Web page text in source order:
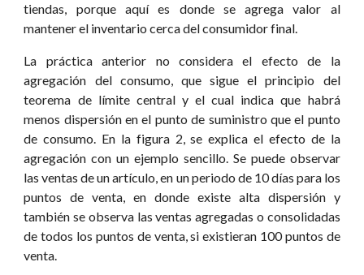
tiendas, porque aquí es donde se agrega valor al
mantener el inventario cerca del consumidor final.
La práctica anterior no considera el efecto de la
agregación del consumo, que sigue el principio del
teorema de límite central y el cual indica que habrá
menos dispersión en el punto de suministro que el punto
de consumo. En la figura 2, se explica el efecto de la
agregación con un ejemplo sencillo. Se puede observar
las ventas de un artículo, en un periodo de 10 días para los
puntos de venta, en donde existe alta dispersión y
también se observa las ventas agregadas o consolidadas
de todos los puntos de venta, si existieran 100 puntos de
venta.